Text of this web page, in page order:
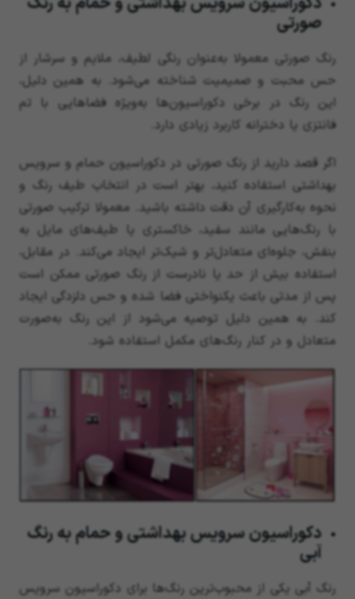
صورتی
رنگ صورتی معمولا به‌عنوان رنگی لطیف، ملایم و سرشار از
حس محبت و صمیمیت شناخته می‌شود. به همین دلیل،
این رنگ در برخی دکوراسیون‌ها به‌ویژه فضاهایی با تم
فانتزی یا دخترانه کاربرد زیادی دارد.
اگر قصد دارید از رنگ صورتی در دکوراسیون حمام و سرویس
بهداشتی استفاده کنید، بهتر است در انتخاب طیف رنگ و
نحوه به‌کارگیری آن دقت داشته باشید. معمولا ترکیب صورتی
با رنگ‌هایی مانند سفید، خاکستری یا طیف‌های مایل به
بنفش، جلوه‌ای متعادل‌تر و شیک‌تر ایجاد می‌کند. در مقابل،
استفاده بیش از حد یا نادرست از رنگ صورتی ممکن است
پس از مدتی باعث یکنواختی فضا شده و حس دلزدگی ایجاد
کند. به همین دلیل توصیه می‌شود از این رنگ به‌صورت
متعادل و در کنار رنگ‌های مکمل استفاده شود.
دکوراسیون سرویس بهداشتی و حمام به رنگ
آبی
رنگ آبی یکی از محبوب‌ترین رنگ‌ها برای دکوراسیون سرویس